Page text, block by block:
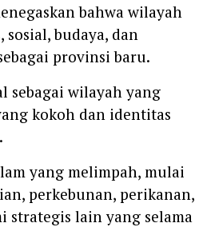
bahwa wilayah
budaya, dan
provinsi baru.
sebagai wilayah yang
kokoh dan identitas
yang melimpah, mulai
perkebunan, perikanan,
strategis lain yang selama